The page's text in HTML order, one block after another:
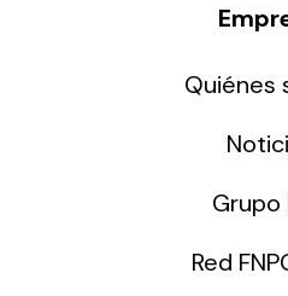
Quiénes
Grupo
Red